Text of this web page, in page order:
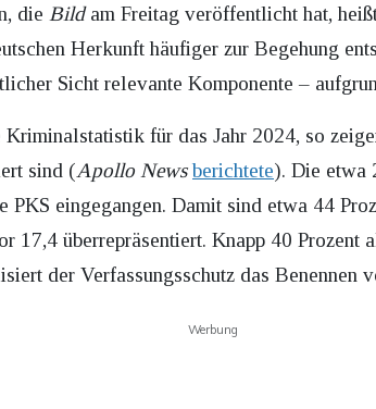
die Bildam Freitag veröffentlicht hat,
Herkunft häufiger zur Begehung
Sicht relevante Komponente –
für das Jahr 2024, so
sind (Apollo News berichtete). Die etwa
PKS eingegangen. Damit sind etwa 44
17,4 überrepräsentiert. Knapp 40
der Verfassungsschutz das Benennen
Werbung